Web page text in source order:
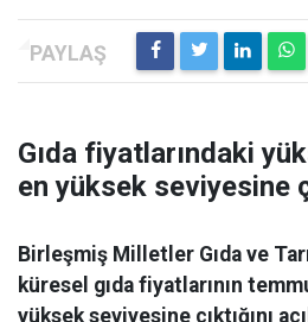
Gıda fiyatlarındaki
en yüksek seviyesine
Birleşmiş Milletler Gıda ve
küresel gıda fiyatlarının
yüksek seviyesine çıktığını